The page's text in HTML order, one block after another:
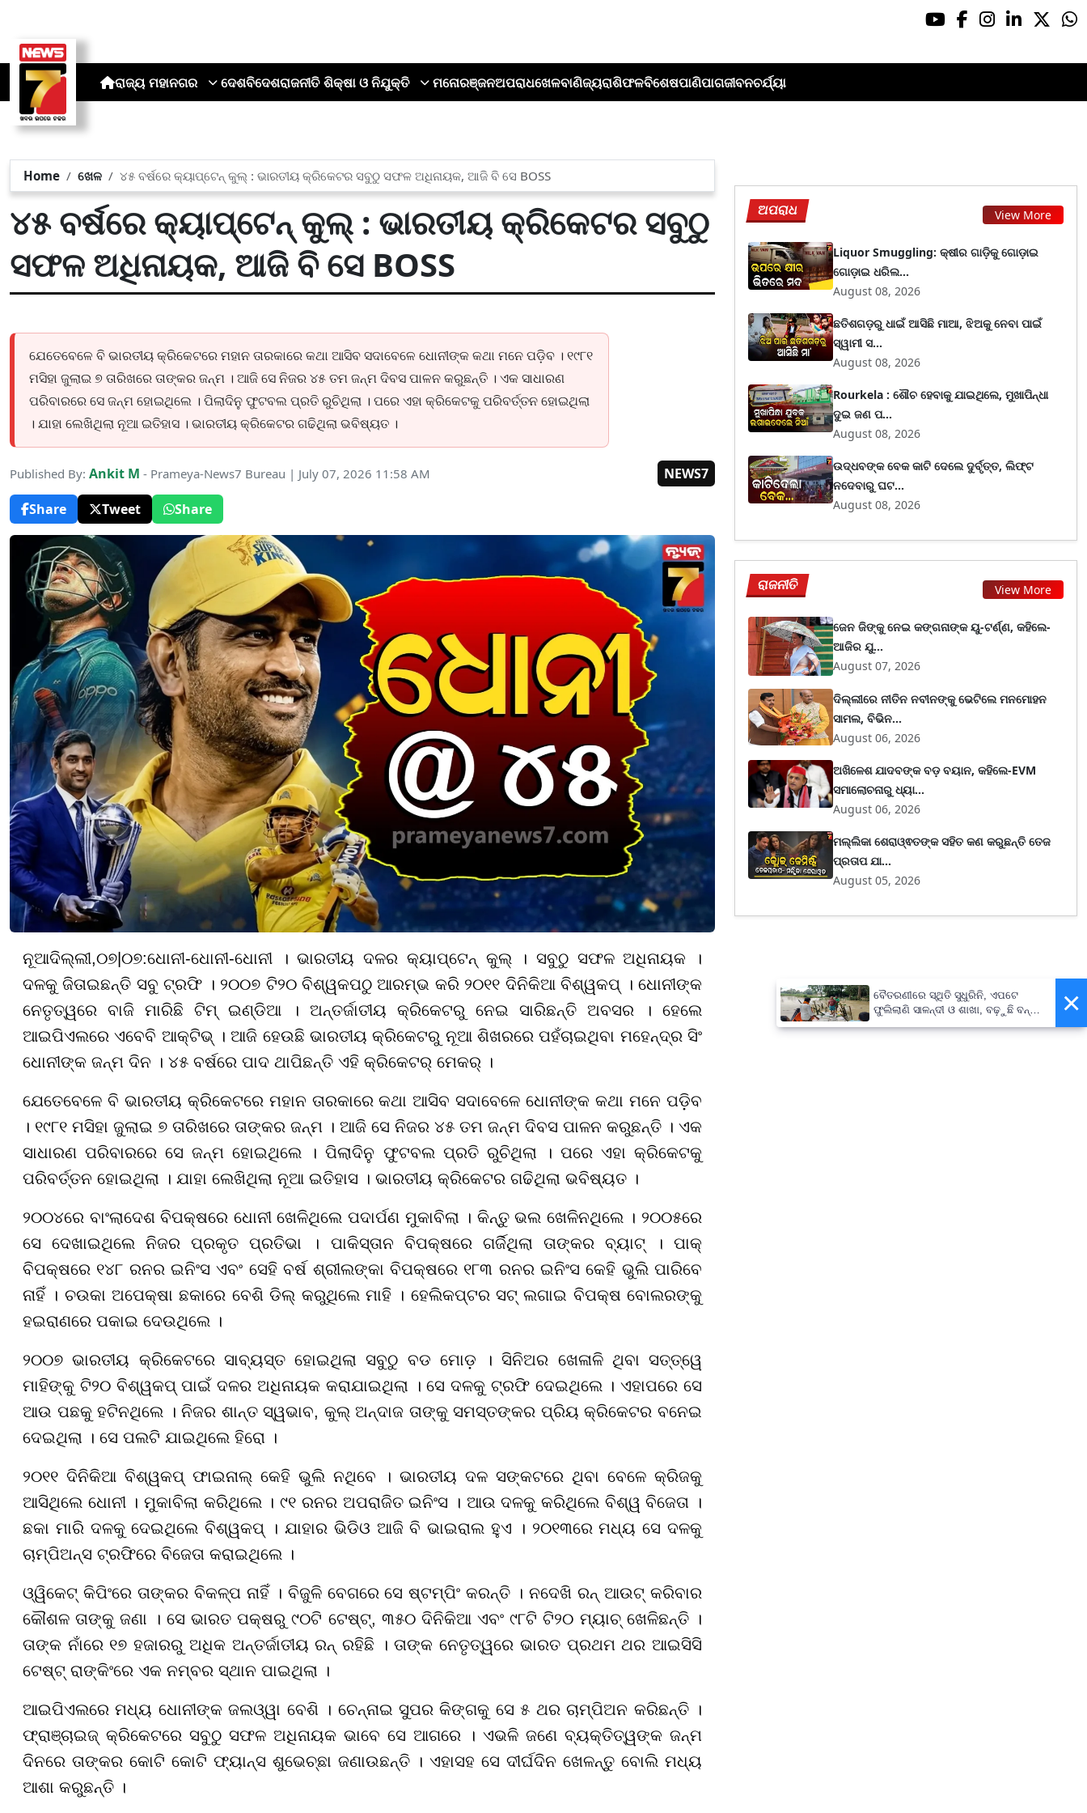
ରାଜ୍ୟ ମହାନଗର ଦେଶବିଦେଶରାଜନୀତି ଶିକ୍ଷା ଓ ନିଯୁକ୍ତି ମନୋରଞ୍ଜନଅପରାଧଖେଳବାଣିଜ୍ୟରାଶିଫଳବିଶେଷପାଣିପାଗଜୀବନଚର୍ଯ୍ୟା
Home ଖେଳ ୪୫ ବର୍ଷରେ କ୍ୟାପ୍ଟେନ୍ କୁଲ୍ : ଭାରତୀୟ କ୍ରିକେଟର ସବୁଠୁ ସଫଳ ଅଧିନାୟକ, ଆଜି ବି ସେ BOSS
୪୫ ବର୍ଷରେ କ୍ୟାପ୍ଟେନ୍ କୁଲ୍ : ଭାରତୀୟ କ୍ରିକେଟର ସବୁଠୁ
ସଫଳ ଅଧିନାୟକ, ଆଜି ବି ସେ BOSS
ଯେତେବେଳେ ବି ଭାରତୀୟ କ୍ରିକେଟରେ ମହାନ ତାରକାରେ କଥା ଆସିବ ସଦାବେଳେ ଧୋନୀଙ୍କ କଥା ମନେ ପଡ଼ିବ । ୧୯୮୧
ମସିହା ଜୁଲାଇ ୭ ତାରିଖରେ ତାଙ୍କର ଜନ୍ମ । ଆଜି ସେ ନିଜର ୪୫ ତମ ଜନ୍ମ ଦିବସ ପାଳନ କରୁଛନ୍ତି । ଏକ ସାଧାରଣ
ପରିବାରରେ ସେ ଜନ୍ମ ହୋଇଥିଲେ । ପିଲାଦିନୁ ଫୁଟବଲ ପ୍ରତି ରୁଚିଥିଲା । ପରେ ଏହା କ୍ରିକେଟକୁ ପରିବର୍ତ୍ତନ ହୋଇଥିଲା
। ଯାହା ଲେଖିଥିଲା ନୂଆ ଇତିହାସ । ଭାରତୀୟ କ୍ରିକେଟର ଗଢିଥିଲା ଭବିଷ୍ୟତ ।
Published By: Ankit M - Prameya-News7 Bureau | July 07, 2026 11:58 AM
NEWS7
Share
Tweet Share
ନୂଆଦିଲ୍ଲୀ,୦୭|୦୭:ଧୋନୀ-ଧୋନୀ-ଧୋନୀ । ଭାରତୀୟ ଦଳର କ୍ୟାପ୍ଟେନ୍ କୁଲ୍ । ସବୁଠୁ ସଫଳ ଅଧିନାୟକ ।
ଦଳକୁ ଜିତାଇଛନ୍ତି ସବୁ ଟ୍ରଫି । ୨୦୦୭ ଟି୨୦ ବିଶ୍ୱକପଠୁ ଆରମ୍ଭ କରି ୨୦୧୧ ଦିନିକିଆ ବିଶ୍ୱକପ୍ । ଧୋନୀଙ୍କ
ନେତୃତ୍ୱରେ ବାଜି ମାରିଛି ଟିମ୍ ଇଣ୍ଡିଆ । ଅନ୍ତର୍ଜାତୀୟ କ୍ରିକେଟରୁ ନେଇ ସାରିଛନ୍ତି ଅବସର । ହେଲେ
ଆଇପିଏଲରେ ଏବେବି ଆକ୍ଟିଭ୍ । ଆଜି ହେଉଛି ଭାରତୀୟ କ୍ରିକେଟରୁ ନୂଆ ଶିଖରରେ ପହଁଚାଇଥିବା ମହେନ୍ଦ୍ର ସିଂ
ଧୋନୀଙ୍କ ଜନ୍ମ ଦିନ । ୪୫ ବର୍ଷରେ ପାଦ ଥାପିଛନ୍ତି ଏହି କ୍ରିକେଟର୍ ମେକର୍ ।
ଯେତେବେଳେ ବି ଭାରତୀୟ କ୍ରିକେଟରେ ମହାନ ତାରକାରେ କଥା ଆସିବ ସଦାବେଳେ ଧୋନୀଙ୍କ କଥା ମନେ ପଡ଼ିବ
। ୧୯୮୧ ମସିହା ଜୁଲାଇ ୭ ତାରିଖରେ ତାଙ୍କର ଜନ୍ମ । ଆଜି ସେ ନିଜର ୪୫ ତମ ଜନ୍ମ ଦିବସ ପାଳନ କରୁଛନ୍ତି । ଏକ
ସାଧାରଣ ପରିବାରରେ ସେ ଜନ୍ମ ହୋଇଥିଲେ । ପିଲାଦିନୁ ଫୁଟବଲ ପ୍ରତି ରୁଚିଥିଲା । ପରେ ଏହା କ୍ରିକେଟକୁ
ପରିବର୍ତ୍ତନ ହୋଇଥିଲା । ଯାହା ଲେଖିଥିଲା ନୂଆ ଇତିହାସ । ଭାରତୀୟ କ୍ରିକେଟର ଗଢିଥିଲା ଭବିଷ୍ୟତ ।
୨୦୦୪ରେ ବାଂଲାଦେଶ ବିପକ୍ଷରେ ଧୋନୀ ଖେଳିଥିଲେ ପଦାର୍ପଣ ମୁକାବିଲା । କିନ୍ତୁ ଭଲ ଖେଳିନଥିଲେ । ୨୦୦୫ରେ
ସେ ଦେଖାଇଥିଲେ ନିଜର ପ୍ରକୃତ ପ୍ରତିଭା । ପାକିସ୍ତାନ ବିପକ୍ଷରେ ଗର୍ଜିଥିଲା ତାଙ୍କର ବ୍ୟାଟ୍ । ପାକ୍
ବିପକ୍ଷରେ ୧୪୮ ରନର ଇନିଂସ ଏବଂ ସେହି ବର୍ଷ ଶ୍ରୀଲଙ୍କା ବିପକ୍ଷରେ ୧୮୩ ରନର ଇନିଂସ କେହି ଭୁଲି ପାରିବେ
ନାହିଁ । ଚଉକା ଅପେକ୍ଷା ଛକାରେ ବେଶି ଡିଲ୍ କରୁଥିଲେ ମାହି । ହେଲିକପ୍ଟର ସଟ୍ ଲଗାଇ ବିପକ୍ଷ ବୋଲରଙ୍କୁ
ହଇରାଣରେ ପକାଇ ଦେଉଥିଲେ ।
୨୦୦୭ ଭାରତୀୟ କ୍ରିକେଟରେ ସାବ୍ୟସ୍ତ ହୋଇଥିଲା ସବୁଠୁ ବଡ ମୋଡ଼ । ସିନିଅର ଖେଳାଳି ଥିବା ସତ୍ତ୍ୱେ
ମାହିଙ୍କୁ ଟି୨୦ ବିଶ୍ୱକପ୍ ପାଇଁ ଦଳର ଅଧିନାୟକ କରାଯାଇଥିଲା । ସେ ଦଳକୁ ଟ୍ରଫି ଦେଇଥିଲେ । ଏହାପରେ ସେ
ଆଉ ପଛକୁ ହଟିନଥିଲେ । ନିଜର ଶାନ୍ତ ସ୍ୱଭାବ, କୁଲ୍ ଅନ୍ଦାଜ ତାଙ୍କୁ ସମସ୍ତଙ୍କର ପ୍ରିୟ କ୍ରିକେଟର ବନେଇ
ଦେଇଥିଲା । ସେ ପଲଟି ଯାଇଥିଲେ ହିରୋ ।
୨୦୧୧ ଦିନିକିଆ ବିଶ୍ୱକପ୍ ଫାଇନାଲ୍ କେହି ଭୁଲି ନଥିବେ । ଭାରତୀୟ ଦଳ ସଙ୍କଟରେ ଥିବା ବେଳେ କ୍ରିଜକୁ
ଆସିଥିଲେ ଧୋନୀ । ମୁକାବିଲା କରିଥିଲେ । ୯୧ ରନର ଅପରାଜିତ ଇନିଂସ । ଆଉ ଦଳକୁ କରିଥିଲେ ବିଶ୍ୱ ବିଜେତା ।
ଛକା ମାରି ଦଳକୁ ଦେଇଥିଲେ ବିଶ୍ୱକପ୍ । ଯାହାର ଭିଡିଓ ଆଜି ବି ଭାଇରାଲ ହୁଏ । ୨୦୧୩ରେ ମଧ୍ୟ ସେ ଦଳକୁ
ଚାମ୍ପିଅନ୍ସ ଟ୍ରଫିରେ ବିଜେତା କରାଇଥିଲେ ।
ଓ୍ୱିକେଟ୍ କିପିଂରେ ତାଙ୍କର ବିକଳ୍ପ ନାହିଁ । ବିଜୁଳି ବେଗରେ ସେ ଷ୍ଟମ୍ପିଂ କରନ୍ତି । ନଦେଖି ରନ୍ ଆଉଟ୍ କରିବାର
କୌଶଳ ତାଙ୍କୁ ଜଣା । ସେ ଭାରତ ପକ୍ଷରୁ ୯୦ଟି ଟେଷ୍ଟ୍, ୩୫୦ ଦିନିକିଆ ଏବଂ ୯୮ଟି ଟି୨୦ ମ୍ୟାଚ୍ ଖେଳିଛନ୍ତି ।
ତାଙ୍କ ନାଁରେ ୧୭ ହଜାରରୁ ଅଧିକ ଅନ୍ତର୍ଜାତୀୟ ରନ୍ ରହିଛି । ତାଙ୍କ ନେତୃତ୍ୱରେ ଭାରତ ପ୍ରଥମ ଥର ଆଇସିସି
ଟେଷ୍ଟ୍ ରାଙ୍କିଂରେ ଏକ ନମ୍ବର ସ୍ଥାନ ପାଇଥିଲା ।
ଆଇପିଏଲରେ ମଧ୍ୟ ଧୋନୀଙ୍କ ଜଲଓ୍ୱା ବେଶି । ଚେନ୍ନାଇ ସୁପର କିଙ୍ଗକୁ ସେ ୫ ଥର ଚାମ୍ପିଅନ କରିଛନ୍ତି ।
ଫ୍ରାଞ୍ଚାଇଜ୍ କ୍ରିକେଟରେ ସବୁଠୁ ସଫଳ ଅଧିନାୟକ ଭାବେ ସେ ଆଗରେ । ଏଭଳି ଜଣେ ବ୍ୟକ୍ତିତ୍ୱଙ୍କ ଜନ୍ମ
ଦିନରେ ତାଙ୍କର କୋଟି କୋଟି ଫ୍ୟାନ୍ସ ଶୁଭେଚ୍ଛା ଜଣାଉଛନ୍ତି । ଏହାସହ ସେ ଦୀର୍ଘଦିନ ଖେଳନ୍ତୁ ବୋଲି ମଧ୍ୟ
ଆଶା କରୁଛନ୍ତି ।
ଅପରାଧ View More
Liquor Smuggling: କ୍ଷୀର ଗାଡ଼ିକୁ ଗୋଡ଼ାଇ
ଗୋଡ଼ାଇ ଧରିଲ...
August 08, 2026
ଛତିଶଗଡ଼ରୁ ଧାଇଁ ଆସିଛି ମାଆ, ଝିଅକୁ ନେବା ପାଇଁ
ସ୍ୱାମୀ ସ...
August 08, 2026
Rourkela : ଶୌଚ ହେବାକୁ ଯାଇଥିଲେ, ମୁଖାପିନ୍ଧା
ଦୁଇ ଜଣ ପ...
August 08, 2026
ଉଦ୍ଧବଙ୍କ ବେକ କାଟି ଦେଲେ ଦୁର୍ବୃତ୍ତ, ଲିଫ୍ଟ
ନଦେବାରୁ ଘଟ...
August 08, 2026
ରାଜନୀତି View More
ଜେନ ଜିଙ୍କୁ ନେଇ କଙ୍ଗନାଙ୍କ ୟୁ-ଟର୍ଣ୍ଣ, କହିଲେ-
ଆଜିର ଯୁ...
August 07, 2026
ଦିଲ୍ଲୀରେ ନୀତିନ ନବୀନଙ୍କୁ ଭେଟିଲେ ମନମୋହନ
ସାମଲ, ବିଭିନ...
August 06, 2026
ଅଖିଳେଶ ଯାଦବଙ୍କ ବଡ଼ ବୟାନ, କହିଲେ-EVM
ସମାଲୋଚନାରୁ ଧ୍ୟା...
August 06, 2026
ମଲ୍ଲିକା ଶେରାଓ୍ଵତଙ୍କ ସହିତ କଣ କରୁଛନ୍ତି ତେଜ
ପ୍ରତାପ ଯା...
August 05, 2026
×
ବୈତରଣୀରେ ସ୍ଥିତି ସୁଧୁରିନି, ଏପଟେ
ଫୁଲିଲାଣି ସାଳନ୍ଦୀ ଓ ଶାଖା, ବଢ଼ୁଛି ବନ୍ୟା
ଭୟ